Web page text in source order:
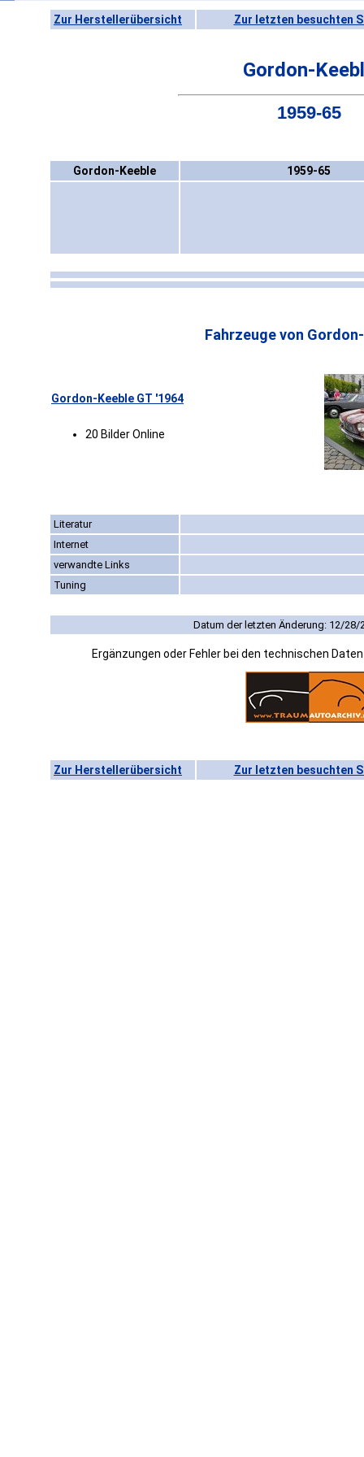
Zur Herstellerübersicht Zur letzten besuchten
Gordon-
1959-65
Gordon-Keeble 1959-65
Fahrzeuge von
Gordon-Keeble GT '1964
20 Bilder Online
Literatur
Internet
verwandte Links
Tuning
Datum der letzten Änderung: 12/28/
Ergänzungen oder Fehler bei den technischen
Zur Herstellerübersicht Zur letzten besuchten